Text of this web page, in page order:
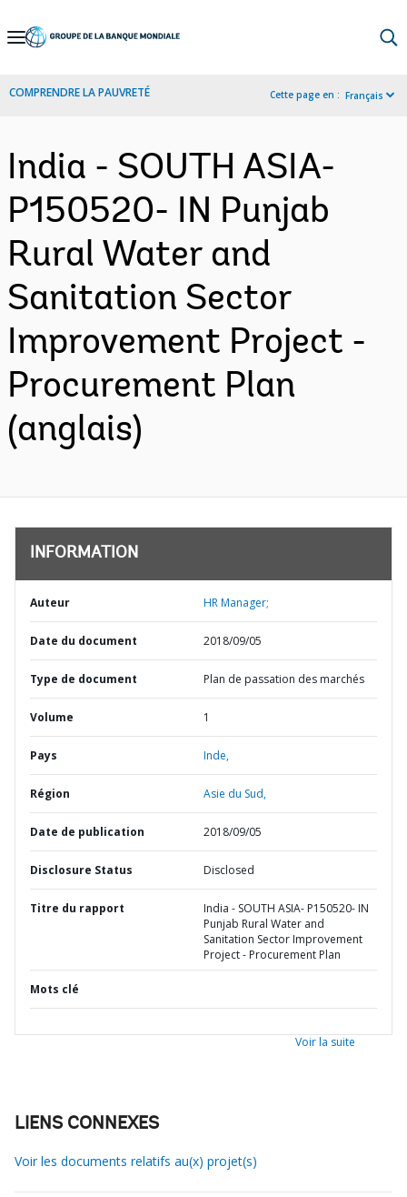
Skip
Navigation
COMPRENDRE LA PAUVRETÉ Cette page en : Français
India - SOUTH ASIA-
P150520- IN Punjab
Rural Water and
Sanitation Sector
Improvement Project -
Procurement Plan
(anglais)
INFORMATION
Auteur HR Manager;
Date du document 2018/09/05
Type de document Plan de passation des marchés
Volume 1
Pays Inde,
Région Asie du Sud,
Date de publication 2018/09/05
Disclosure Status Disclosed
Titre du rapport
India - SOUTH ASIA- P150520- IN
Punjab Rural Water and
Sanitation Sector Improvement
Project - Procurement Plan
Mots clé
Voir la suite
LIENS CONNEXES
Voir les documents relatifs au(x) projet(s)